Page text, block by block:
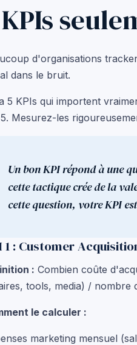
d'organisations
dans le bruit.
5 KPIs qui importent
Mesurez-les
Un bon KPI répond à une
cette tactique crée de la
cette question, votre KPI
1 : Customer
: Combien coûte
tools, media) / nombre
le calculer :
marketing mensuel